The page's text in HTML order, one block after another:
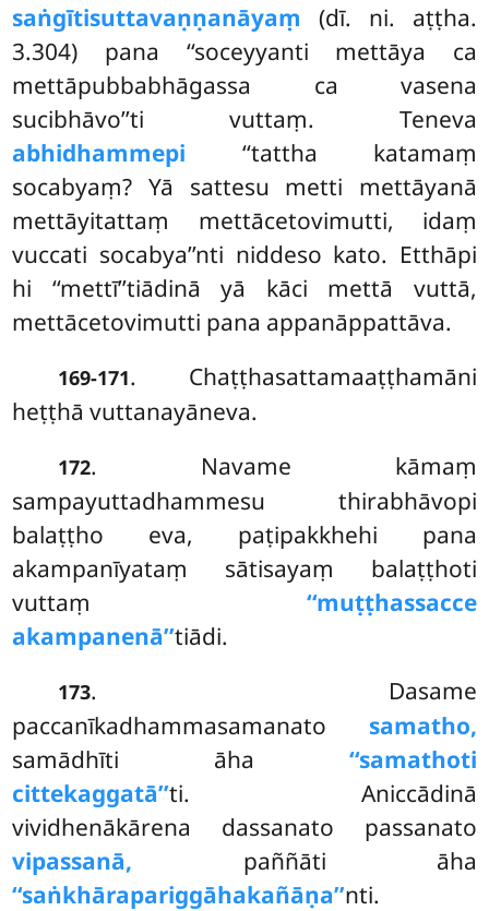
saṅgītisuttavaṇṇanāyaṃ (dī. ni. aṭṭha.
3.304) pana ‘‘soceyyanti mettāya ca
mettāpubbabhāgassa ca vasena
sucibhāvo’’ti vuttaṃ. Teneva
abhidhammepi ‘‘tattha katamaṃ
socabyaṃ? Yā sattesu metti mettāyanā
mettāyitattaṃ mettācetovimutti, idaṃ
vuccati socabya’’nti niddeso kato. Etthāpi
hi ‘‘mettī’’tiādinā yā kāci mettā vuttā,
mettācetovimutti pana appanāppattāva.
169-171. Chaṭṭhasattamaaṭṭhamāni
heṭṭhā vuttanayāneva.
172. Navame kāmaṃ
sampayuttadhammesu thirabhāvopi
balaṭṭho eva, paṭipakkhehi pana
akampanīyataṃ sātisayaṃ balaṭṭhoti
vuttaṃ ‘‘muṭṭhassacce
akampanenā’’tiādi.
173. Dasame
paccanīkadhammasamanato samatho,
samādhīti āha ‘‘samathoti
cittekaggatā’’ti. Aniccādinā
vividhenākārena dassanato passanato
vipassanā, paññāti āha
‘‘saṅkhārapariggāhakañāṇa’’nti.